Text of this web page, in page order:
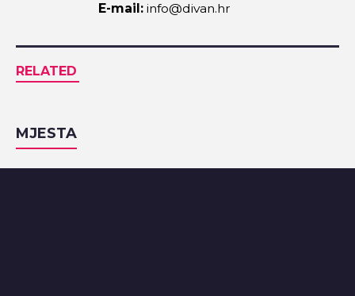
E-mail: info@divan.hr
RELATED
MJESTA